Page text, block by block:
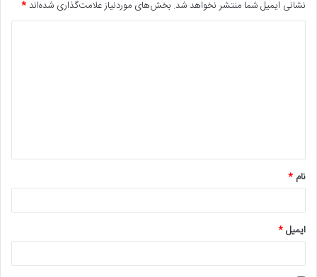
نشانی ایمیل شما منتشر نخواهد شد. بخش‌های موردنیاز علامت‌گذاری شده‌اند*
*
نام *
ایمیل*